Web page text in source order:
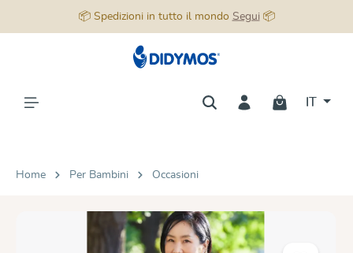
📦 Spedizioni in tutto il mondo Segui📦
Home Per Bambini Occasioni
Salta la galleria di immagini